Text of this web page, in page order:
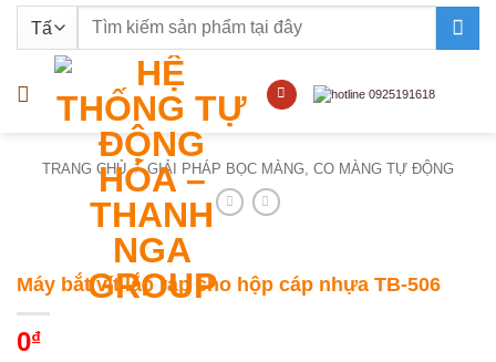
nội
Tìm
TRANG CHỦ / GIẢI PHÁP BỌC MÀNG, CO MÀNG TỰ ĐỘNG
Máy bắt vít lắp ráp cho hộp cáp nhựa TB-506
0₫